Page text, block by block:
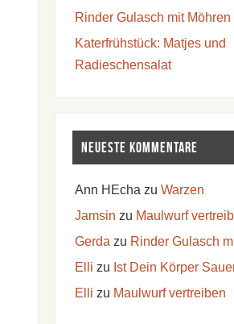
Rinder Gulasch mit Möhren
Katerfrühstück: Matjes und
Radieschensalat
Neueste Kommentare
Ann HEcha zu Warzen
Jamsin zu Maulwurf
Gerda zu Rinder Gulasch
Elli zu Ist Dein Körper
Elli zu Maulwurf vertreiben